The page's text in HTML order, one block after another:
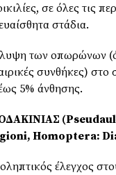
σε όλες τις
στάδια.
των οπωρώνων
συνθήκες) στο
5% άνθησης.
Homoptera:
έλεγχος